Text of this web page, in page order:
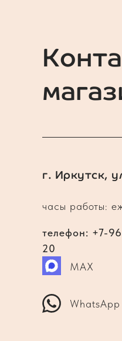
часы работы:
г. Иркутск,
WhatsApp
MAX
телефон: +7-
20